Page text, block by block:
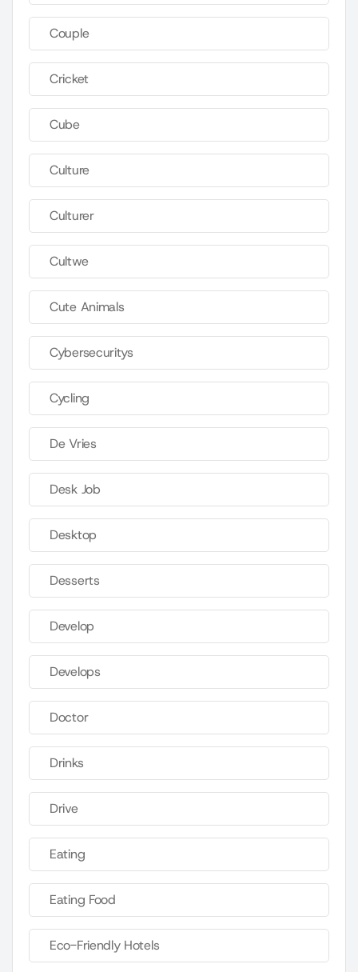
Couple
Cricket
Cube
Culture
Culturer
Cultwe
Cute Animals
Cybersecuritys
Cycling
De Vries
Desk Job
Desktop
Desserts
Develop
Develops
Doctor
Drinks
Drive
Eating
Eating Food
Eco-Friendly Hotels